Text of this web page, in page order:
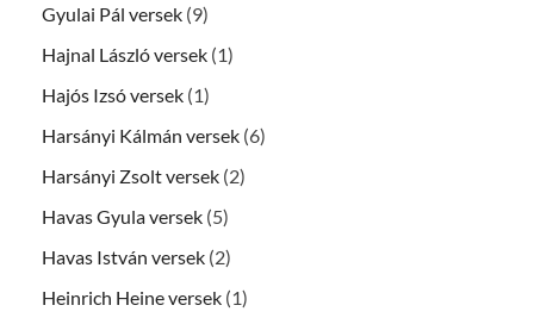
Gyulai Pál versek (9)
Hajnal László versek (1)
Hajós Izsó versek (1)
Harsányi Kálmán versek (6)
Harsányi Zsolt versek (2)
Havas Gyula versek (5)
Havas István versek (2)
Heinrich Heine versek (1)